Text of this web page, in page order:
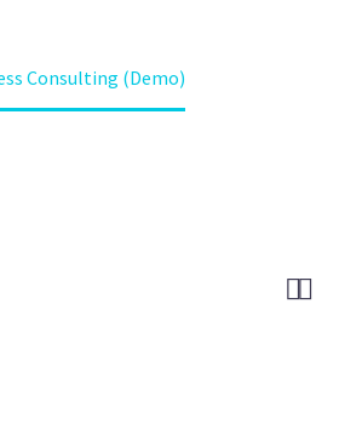
Consulting (Demo)
